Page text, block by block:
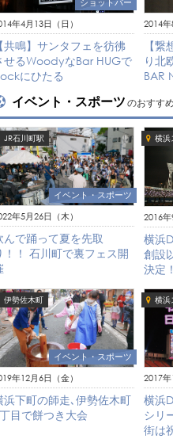
年4月13日（日）
共鳴】サンタフェを彷彿
せるWoodyなBar HUGで
にひたる
2014年
【
り北
BAR
イベント・スポーツ のおすすめ
JR石川町駅
イベント・スポーツ
年5月26日（木）
んで踊って夏を先取
！！ 石川町で裏フェス開
横浜
2016年
横浜
創設
決定！
伊勢佐木町
イベント・スポーツ
年12月6日（金）
浜下町の師走､伊勢佐木町
目で餅つき大会
横浜
2017年
横浜
シリ
街は